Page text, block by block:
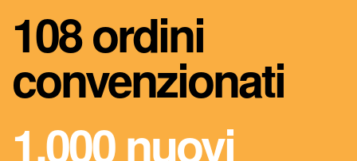
108 ordini
convenzionati
1.000 nuovi